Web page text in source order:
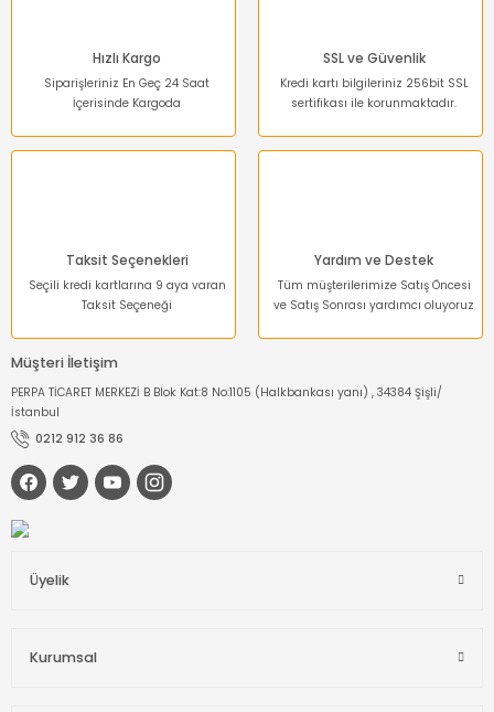
Hızlı Kargo
Siparişleriniz En Geç 24 Saat
İçerisinde Kargoda
SSL ve Güvenlik
Kredi kartı bilgileriniz 256bit SSL
sertifikası ile korunmaktadır.
Taksit Seçenekleri
Seçili kredi kartlarına 9 aya varan
Taksit Seçeneği
Yardım ve Destek
Tüm müşterilerimize Satış Öncesi
ve Satış Sonrası yardımcı oluyoruz
Müşteri İletişim
PERPA TİCARET MERKEZİ B Blok Kat:8 No:1105 (Halkbankası yanı) , 34384 Şişli/
İstanbul
0212 912 36 86
Üyelik
Kurumsal